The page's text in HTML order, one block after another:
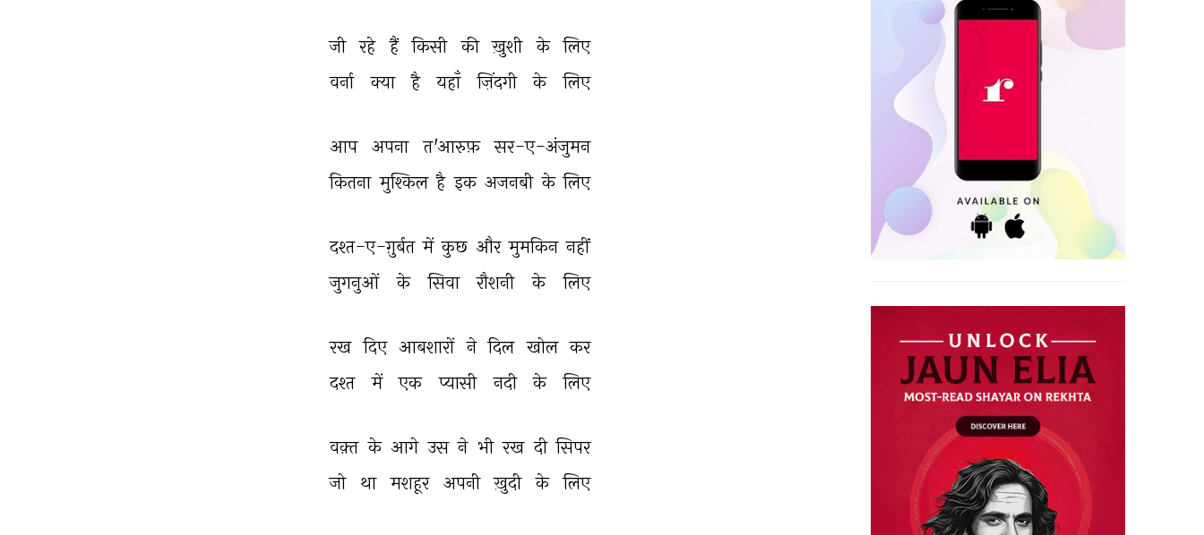
जी रहे हैं किसी की ख़ुशी के लिए
वर्ना
क्या है यहाँ ज़िंदगी के लिए
आप अपना त'आरुफ़ सर-ए-अंजुमन
कितना मुश्किल है इक अजनबी के लिए
दश्त-ए-ग़ुर्बत में कुछ और मुमकिन नहीं
जुगनुओं
के सिवा रौशनी के लिए
रख दिए आबशारों ने दिल खोल कर
दश्त
में एक प्यासी नदी के लिए
वक़्त के आगे उस ने भी रख दी सिपर
जो
था मशहूर अपनी ख़ुदी के लिए